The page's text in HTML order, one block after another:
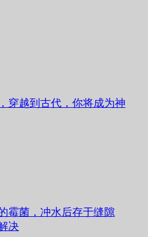
穿越到古代，你将成为神
霉菌，冲水后存于缝隙
决